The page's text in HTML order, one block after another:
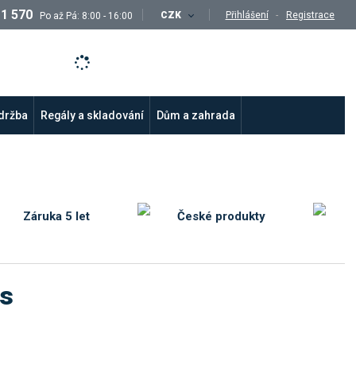
570 Po až Pá: 8:00 - 16:00 CZK Přihlášení Registrace
Regály a skladování Dům a zahrada
Záruka 5 let České produkty